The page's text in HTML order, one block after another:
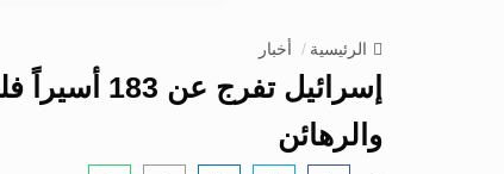
الرئيسية أخبار
إسرائيل
والرهائن